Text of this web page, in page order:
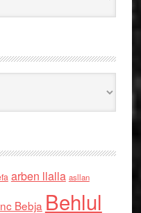
arben llalla asllan
Bebja Behlul